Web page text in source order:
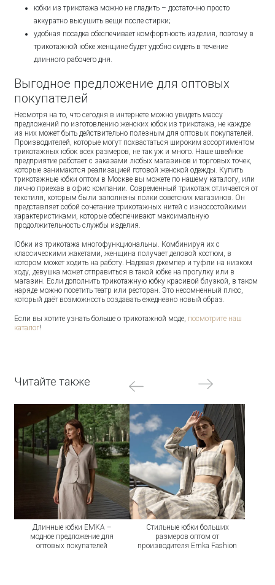
юбки из трикотажа можно не гладить – достаточно просто
аккуратно высушить вещи после стирки;
удобная посадка обеспечивает комфортность изделия, поэтому в
трикотажной юбке женщине будет удобно сидеть в течение
длинного рабочего дня.
Выгодное предложение для оптовых
покупателей
Несмотря на то, что сегодня в интернете можно увидеть массу
предложений по изготовлению женских юбок из трикотажа, не каждое
из них может быть действительно полезным для оптовых покупателей.
Производителей, которые могут похвастаться широким ассортиментом
трикотажных юбок всех размеров, не так уж и много. Наше швейное
предприятие работает с заказами любых магазинов и торговых точек,
которые занимаются реализацией готовой женской одежды. Купить
трикотажные юбки оптом в Москве вы можете по нашему каталогу, или
лично приехав в офис компании. Современный трикотаж отличается от
текстиля, которым были заполнены полки советских магазинов. Он
представляет собой сочетание трикотажных нитей с износостойкими
характеристиками, которые обеспечивают максимальную
продолжительность службы изделия.
Юбки из трикотажа многофункциональны. Комбинируя их с
классическими жакетами, женщина получает деловой костюм, в
котором может ходить на работу. Надевая джемпер и туфли на низком
ходу, девушка может отправиться в такой юбке на прогулку или в
магазин. Если дополнить трикотажную юбку красивой блузкой, в таком
наряде можно посетить театр или ресторан. Это несомненный плюс,
который даёт возможность создавать ежедневно новый образ.
Если вы хотите узнать больше о трикотажной моде, посмотрите наш
каталог!
Читайте также
Длинные юбки EMKA –
модное предложение для
оптовых покупателей
Стильные юбки больших
размеров оптом от
производителя Emka Fashion